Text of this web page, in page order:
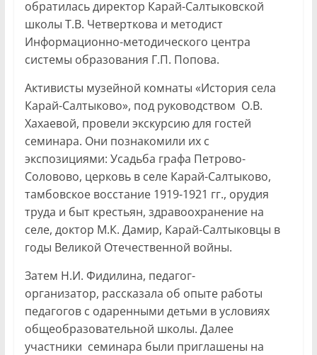
обратилась директор Карай-Салтыковской
школы Т.В. Четверткова и методист
Информационно-методического центра
системы образования Г.П. Попова.
Активисты музейной комнаты «История села
Карай-Салтыково», под руководством О.В.
Хахаевой, провели экскурсию для гостей
семинара. Они познакомили их с
экспозициями: Усадьба графа Петрово-
Соловово, церковь в селе Карай-Салтыково,
тамбовское восстание 1919-1921 гг., орудия
труда и быт крестьян, здравоохранение на
селе, доктор М.К. Дамир, Карай-Салтыковцы в
годы Великой Отечественной войны.
Затем Н.И. Фидилина, педагог-
организатор, рассказала об опыте работы
педагогов с одаренными детьми в условиях
общеобразовательной школы. Далее
участники семинара были приглашены на